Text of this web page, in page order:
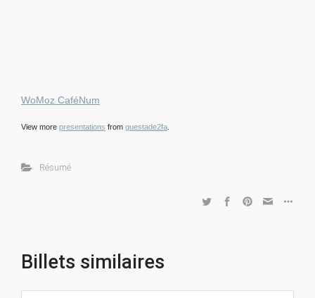
WoMoz CaféNum
View more presentations from guestade2fa
Résumé
Billets similaires